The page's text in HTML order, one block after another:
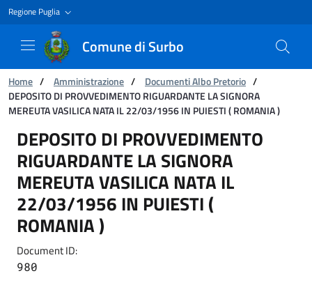
Regione Puglia
Comune di Surbo
You are:
Home / Amministrazione / Documenti Albo Pretorio /
DEPOSITO DI PROVVEDIMENTO RIGUARDANTE LA SIGNORA
MEREUTA VASILICA NATA IL 22/03/1956 IN PUIESTI ( ROMANIA )
DEPOSITO DI PROVVEDIMENTO
DEPOSITO DI PROVVEDIMENTO
RIGUARDANTE LA SIGNORA
MEREUTA VASILICA NATA IL
22/03/1956 IN PUIESTI (
ROMANIA )
Document ID:
980